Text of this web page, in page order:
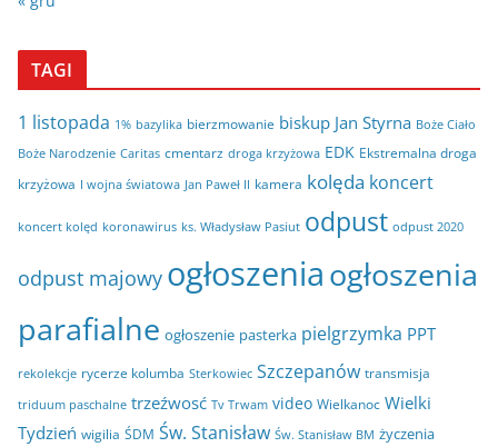
TAGI
1 listopada 1% bazylika bierzmowanie biskup Jan Styrna Boże Ciało
Boże Narodzenie Caritas cmentarz droga krzyżowa EDK Ekstremalna droga
krzyżowa I wojna światowa Jan Paweł II kamera kolęda koncert
koncert kolęd koronawirus ks. Władysław Pasiut odpust odpust 2020
odpust majowy ogłoszeniaogłoszenia
parafialne ogłoszenie pasterka pielgrzymka PPT
rekolekcje rycerze kolumba Sterkowiec Szczepanów transmisja
triduum paschalne trzeźwosć Tv Trwam video Wielkanoc Wielki
Tydzień wigilia ŚDM Św. Stanisław Św. Stanisław BM życzenia